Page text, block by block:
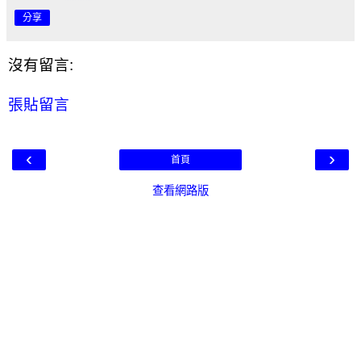
分享
沒有留言:
張貼留言
‹ ›
首頁
查看網路版